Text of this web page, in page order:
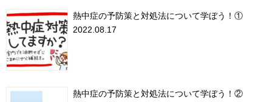
熱中症の予防策と対処法について学ぼう！①
2022.08.17
熱中症の予防策と対処法について学ぼう！②